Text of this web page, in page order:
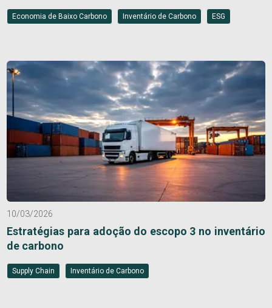
Economia de Baixo Carbono Inventário de Carbono ESG
10/03/2026
Estratégias para adoção do escopo 3 no inventário
de carbono
Supply Chain Inventário de Carbono